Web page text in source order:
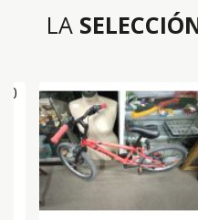
LA